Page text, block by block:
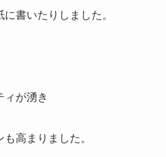
書いたりしました。
ィが湧き
高まりました。